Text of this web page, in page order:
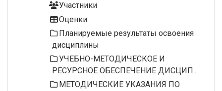
Участники
Оценки
Планируемые результаты освоения
дисциплины
УЧЕБНО-МЕТОДИЧЕСКОЕ И
РЕСУРСНОЕ ОБЕСПЕЧЕНИЕ ДИСЦИП...
МЕТОДИЧЕСКИЕ УКАЗАНИЯ ПО